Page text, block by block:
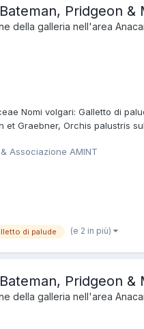
Pridgeon &
della galleria nell'area
Nomi volgari: Galletto di
et Graebner, Orchis palustris
Associazione AMINT
di palude (e 2 in più)
Pridgeon &
della galleria nell'area